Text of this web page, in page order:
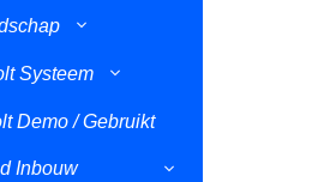
Systeem
Demo / Gebruikt
Inbouw